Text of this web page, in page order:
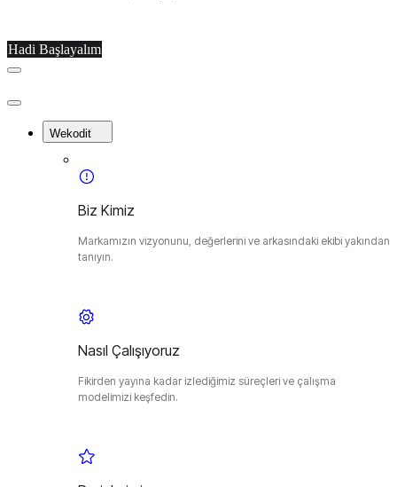
Hadi Başlayalım
Menu
Close
Wekodit
Biz Kimiz
Markamızın vizyonunu, değerlerini ve arkasındaki ekibi yakından
tanıyın.
Nasıl Çalışıyoruz
Fikirden yayına kadar izlediğimiz süreçleri ve çalışma
modelimizi keşfedin.